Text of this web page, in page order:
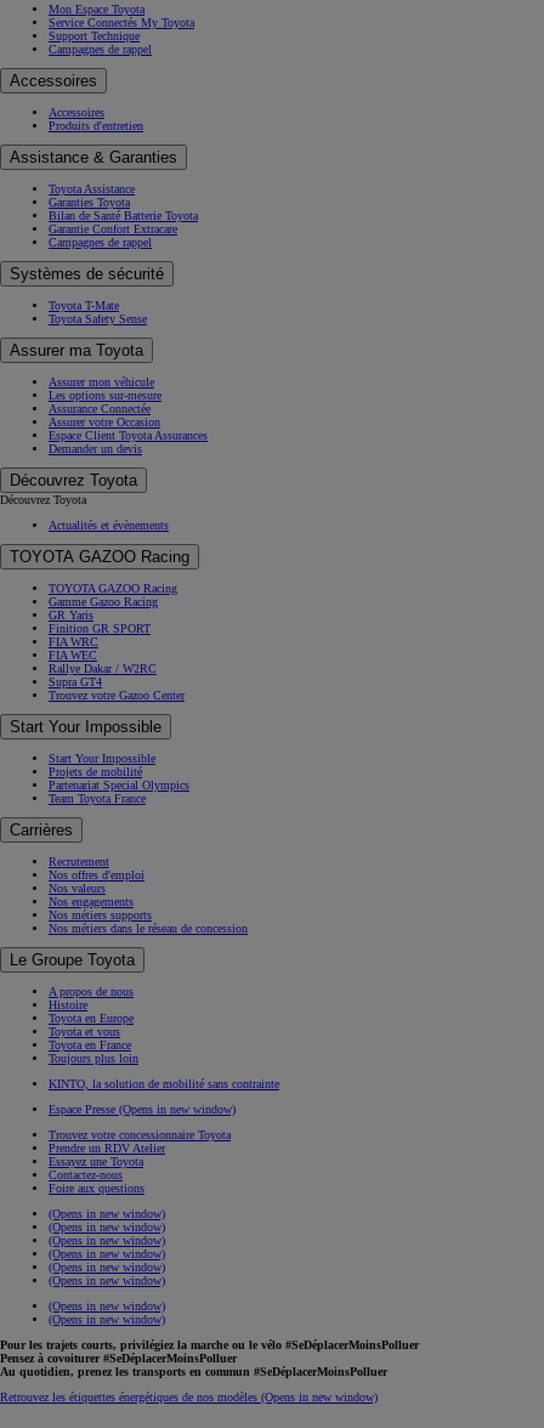
Mon Espace Toyota
Service Connectés My Toyota
Support Technique
Campagnes de rappel
Accessoires
Accessoires
Produits d'entretien
Assistance & Garanties
Toyota Assistance
Garanties Toyota
Bilan de Santé Batterie Toyota
Garantie Confort Extracare
Campagnes de rappel
Systèmes de sécurité
Toyota T-Mate
Toyota Safety Sense
Assurer ma Toyota
Assurer mon véhicule
Les options sur-mesure
Assurance Connectée
Assurer votre Occasion
Espace Client Toyota Assurances
Demander un devis
Découvrez Toyota
Découvrez Toyota
Actualités et évènements
TOYOTA GAZOO Racing
TOYOTA GAZOO Racing
Gamme Gazoo Racing
GR Yaris
Finition GR SPORT
FIA WRC
FIA WEC
Rallye Dakar / W2RC
Supra GT4
Trouvez votre Gazoo Center
Start Your Impossible
Start Your Impossible
Projets de mobilité
Partenariat Special Olympics
Team Toyota France
Carrières
Recrutement
Nos offres d'emploi
Nos valeurs
Nos engagements
Nos métiers supports
Nos métiers dans le réseau de concession
Le Groupe Toyota
A propos de nous
Histoire
Toyota en Europe
Toyota et vous
Toyota en France
Toujours plus loin
KINTO, la solution de mobilité sans contrainte
Espace Presse (Opens in new window)
Trouvez votre concessionnaire Toyota
Prendre un RDV Atelier
Essayez une Toyota
Contactez-nous
Foire aux questions
(Opens in new window)
(Opens in new window)
(Opens in new window)
(Opens in new window)
(Opens in new window)
(Opens in new window)
(Opens in new window)
(Opens in new window)
Pour les trajets courts, privilégiez la marche ou le vélo #SeDéplacerMoinsPolluer
Pensez à covoiturer #SeDéplacerMoinsPolluer
Au quotidien, prenez les transports en commun #SeDéplacerMoinsPolluer
Retrouvez les étiquettes énergétiques de nos modèles (Opens in new window)